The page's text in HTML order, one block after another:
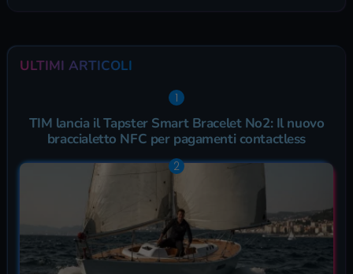
ULTIMI ARTICOLI
TIM lancia il Tapster Smart Bracelet No2: Il nuovo
braccialetto NFC per pagamenti contactless